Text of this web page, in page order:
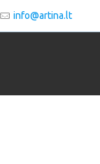
info@artina.lt